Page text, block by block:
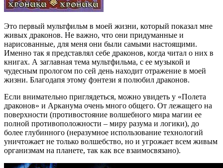
Это первый мультфильм в моей жизни, который показал мне
живых драконов. Не важно, что они придуманные и
нарисованные, для меня они были самыми настоящими.
Именно так я представлял себе драконов, когда читал о них в
книгах. А заглавная тема мультфильма, с ее музыкой и
чудесным прологом по сей день находит отражение в моей
жизни. Благодапя этому фэнтези я полюбил драконов.
Если внимательно приглядеться, можно увидеть у «Полета
драконов» и Арканума очень много общего. От лежащего на
поверхности (противостояние волшебного мира магии ее
полной противоположности – миру разума и логики), до
более глубинного (неразумное использование технологий
уничтожает не только волшебство, но и угрожает всем живым
организмам на планете, так как все взаимосвязано).